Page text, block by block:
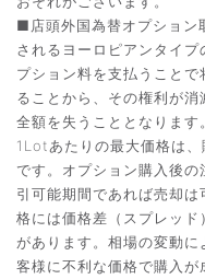
■店頭外国為替オプション
されるヨーロピアンタイ
プション料を支払うこと
ることから、その権利が
全額を失うこととなります
1Lotあたりの最大価格は
です。オプション購入後
引可能期間であれば売却
格には価格差（スプレッ
があります。相場の変動
客様に不利な価格で購入